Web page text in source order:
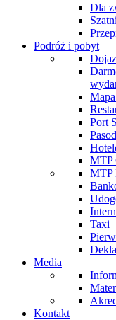
Dla
Podróż i pobyt
Port
MTP
MTP
Taxi
Media
Kontakt